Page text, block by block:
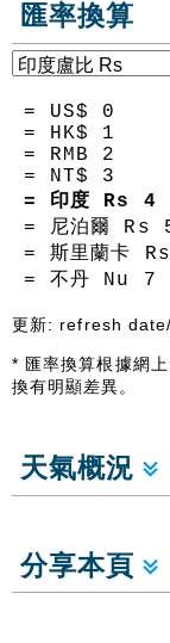
匯率換算
= US$ 0
= HK$ 1
= RMB 2
= NT$ 3
= 印度 Rs 4
= 尼泊爾 Rs
= 斯里蘭卡
= 不丹 Nu 7
更新: refresh
* 匯率換算根據網
換有明顯差異。
天氣概況
分享本頁